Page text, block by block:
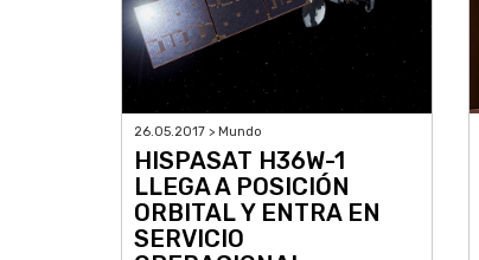
26.05.2017 > Mundo
HISPASAT H36W-1
LLEGA A POSICIÓN
ORBITAL Y ENTRA EN
SERVICIO